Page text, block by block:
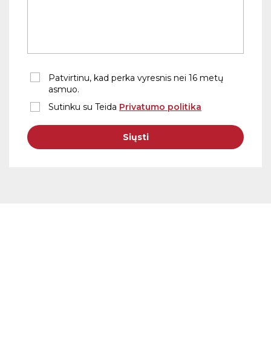
Patvirtinu, kad perka vyresnis nei 16 metų
asmuo.
Sutinku su Teida Privatumo politika